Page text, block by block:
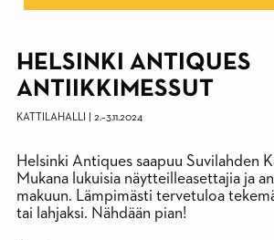
HELSINKI ANTIQUES
ANTIIKKIMESSUT
KATTILAHALLI 2.–3.11.2024
Helsinki Antiques saapuu Suvilahden
Mukana lukuisia näytteilleasettajia ja
makuun. Lämpimästi tervetuloa
tai lahjaksi. Nähdään pian!